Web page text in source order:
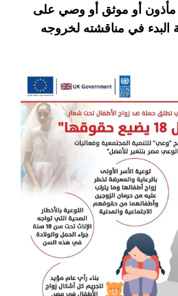
مأذون أو موثق أو وصي على
البدء في مناقشته لخروجه